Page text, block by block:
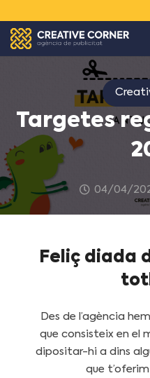
Targetes
04/04/
Feliç diada
Des de l’agència
que consisteix en el
dipositar-hi a dins
que